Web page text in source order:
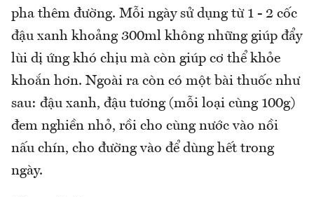
pha thêm đường. Mỗi ngày sử dụng từ 1 - 2 cốc
đậu xanh khoảng 300ml không những giúp đẩy
lùi dị ứng khó chịu mà còn giúp cơ thể khỏe
khoắn hơn. Ngoài ra còn có một bài thuốc như
sau: đậu xanh, đậu tương (mỗi loại cùng 100g)
đem nghiền nhỏ, rồi cho cùng nước vào nồi
nấu chín, cho đường vào để dùng hết trong
ngày.